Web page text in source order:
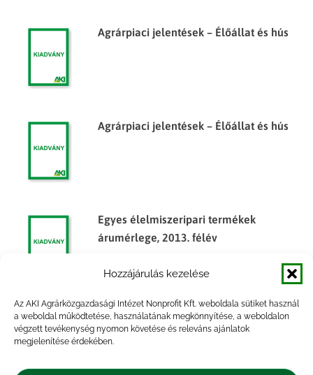
Hozzájárulás kezelése
Az AKI Agrárközgazdasági Intézet Nonprofit Kft. weboldala sütiket használ
a weboldal működtetése, használatának megkönnyítése, a weboldalon
végzett tevékenység nyomon követése és releváns ajánlatok
megjelenítése érdekében.
Agrárpiaci jelentések – Élőállat és hús
Agrárpiaci jelentések – Élőállat és hús
Egyes élelmiszeripari termékek
árumérlege, 2013. félév
Egyes élelmiszeripari termékek
árumérlege, 2012. év